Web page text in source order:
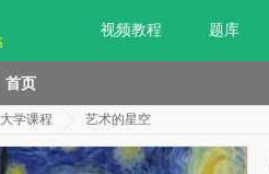
视频教程 题库
首页
大学课程 艺术的星空